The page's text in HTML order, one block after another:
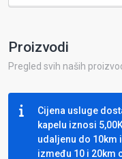
Proizvodi
Pregled svih naših
Cijena usluge
kapelu iznosi
udaljenu do 10km
između 10 i 20km